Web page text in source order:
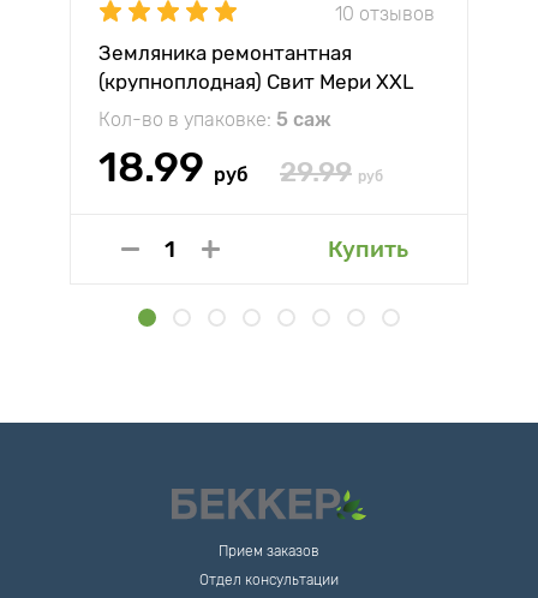
10 отзывов
Земляника ремонтантная
(крупноплодная) Свит Мери XXL
Кол-во в упаковке: 5 саж
18.99 руб 29.99 руб
Купить
Прием заказов
Отдел консультации